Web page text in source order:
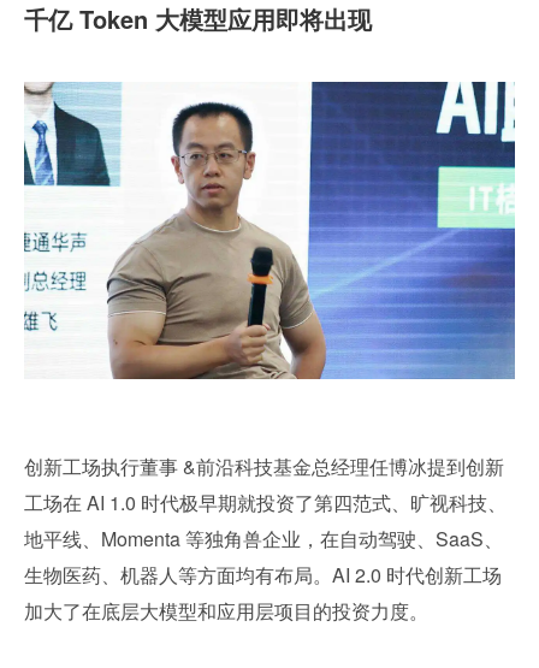
千亿 Token 大模型应用即将出现
创新工场执行董事 &前沿科技基金总经理任博冰提到创新
工场在 AI 1.0 时代极早期就投资了第四范式、旷视科技、
地平线、Momenta 等独角兽企业，在自动驾驶、SaaS、
生物医药、机器人等方面均有布局。AI 2.0 时代创新工场
加大了在底层大模型和应用层项目的投资力度。